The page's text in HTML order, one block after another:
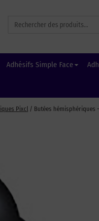
for:
Adhésifs Simple Face
Pixcl / Butées hémisphériques